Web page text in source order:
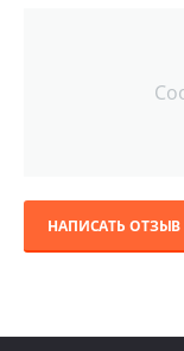
НАПИСАТЬ ОТЗЫВ